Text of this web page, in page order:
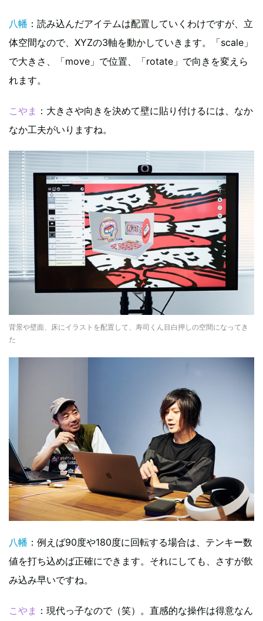
八幡 ：読み込んだアイテムは配置していくわけですが、立
体空間なので、XYZの3軸を動かしていきます。「scale」
で大きさ、「move」で位置、「rotate」で向きを変えら
れます。
こやま ：大きさや向きを決めて壁に貼り付けるには、なか
なか工夫がいりますね。
背景や壁面、床にイラストを配置して、寿司くん目白押しの空間になってき
た
八幡 ：例えば90度や180度に回転する場合は、テンキー数
値を打ち込めば正確にできます。それにしても、さすが飲
み込み早いですね。
こやま ：現代っ子なので（笑）。直感的な操作は得意なん